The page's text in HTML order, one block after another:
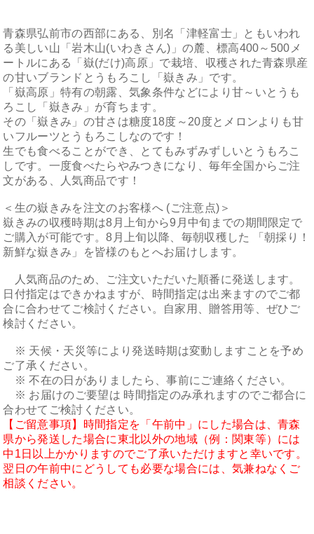
青森県弘前市の西部にある、別名「津軽富士」ともいわれ
る美しい山「岩木山(いわきさん)」の麓、標高400～500メ
ートルにある「嶽(だけ)高原」で栽培、収穫された青森県産
の甘いブランドとうもろこし「嶽きみ」です。
「嶽高原」特有の朝露、気象条件などにより甘～いとうも
ろこし「嶽きみ」が育ちます。
その「嶽きみ」の甘さは糖度18度～20度とメロンよりも甘
いフルーツとうもろこしなのです！
生でも食べることができ、とてもみずみずしいとうもろこ
しです。一度食べたらやみつきになり、毎年全国からご注
文がある、人気商品です！
＜生の嶽きみを注文のお客様へ (ご注意点)＞
嶽きみの収穫時期は8月上旬から9月中旬までの期間限定で
ご購入が可能です。8月上旬以降、毎朝収穫した 「朝採り！
新鮮な嶽きみ」を皆様のもとへお届けします。
人気商品のため、ご注文いただいた順番に発送します。
日付指定はできかねますが、時間指定は出来ますのでご都
合に合わせてご検討ください。自家用、贈答用等、ぜひご
検討ください。
※ 天候・天災等により発送時期は変動しますことを予め
ご了承ください。
※ 不在の日がありましたら、事前にご連絡ください。
※ お届けのご要望は 時間指定のみ承れますのでご都合に
合わせてご検討ください。
【ご留意事項】時間指定を「午前中」にした場合は、青森
県から発送した場合に東北以外の地域（例：関東等）には
中1日以上かかりますのでご了承いただけますと幸いです。
翌日の午前中にどうしても必要な場合には、気兼ねなくご
相談ください。